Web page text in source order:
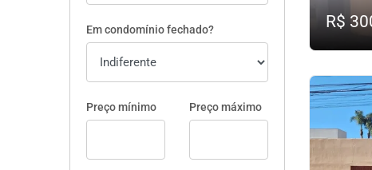
Em condomínio fechado?
Preço mínimo Preço máximo
R$